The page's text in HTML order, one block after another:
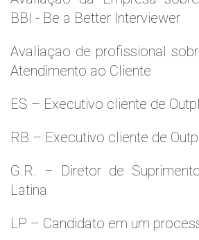
BBI - Be a Better Interviewer
Avaliaçao de profissional
Atendimento ao Cliente
ES – Executivo cliente de
RB – Executivo cliente de
G.R. – Diretor de
Latina
LP – Candidato em um